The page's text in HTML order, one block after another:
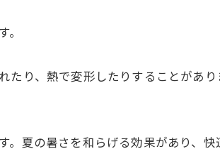
。
たり、熱で変形したりすることがあ
。夏の暑さを和らげる効果があり、